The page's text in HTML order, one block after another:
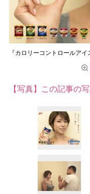
『カロリーコントロールア
【写真】この記事の